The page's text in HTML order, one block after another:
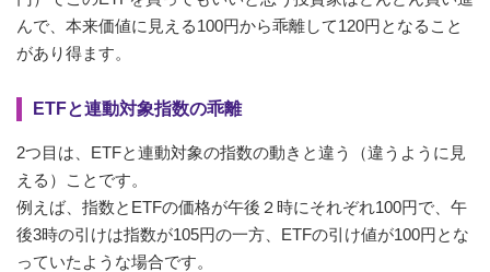
んで、本来価値に見える100円から乖離して120円となること
があり得ます。
ETFと連動対象指数の乖離
2つ目は、ETFと連動対象の指数の動きと違う（違うように見
える）ことです。
例えば、指数とETFの価格が午後２時にそれぞれ100円で、午
後3時の引けは指数が105円の一方、ETFの引け値が100円とな
っていたような場合です。